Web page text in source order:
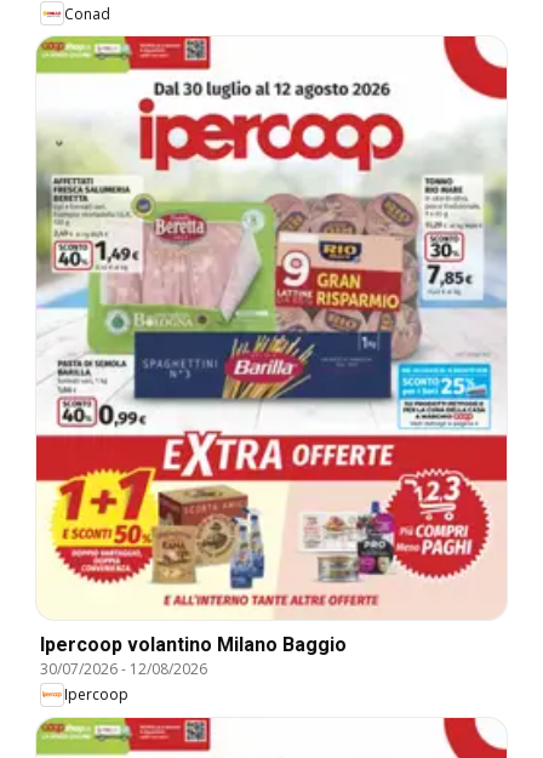
Conad
Ipercoop volantino Milano Baggio
30/07/2026- 12/08/2026
Ipercoop